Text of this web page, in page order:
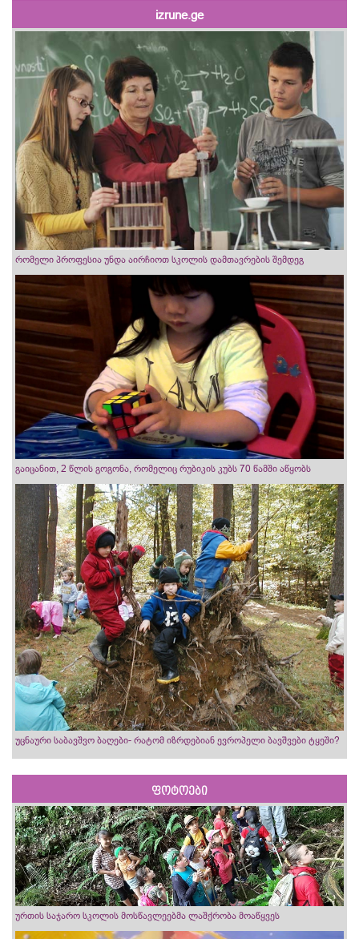
izrune.ge
რომელი პროფესია უნდა აირჩიოთ სკოლის დამთავრების შემდეგ
გაიცანით, 2 წლის გოგონა, რომელიც რუბიკის კუბს 70 წამში აწყობს
უცნაური საბავშვო ბაღები- რატომ იზრდებიან ევროპელი ბავშვები ტყეში?
ფოტოები
ურთის საჯარო სკოლის მოსწავლეებმა ლაშქრობა მოაწყვეს